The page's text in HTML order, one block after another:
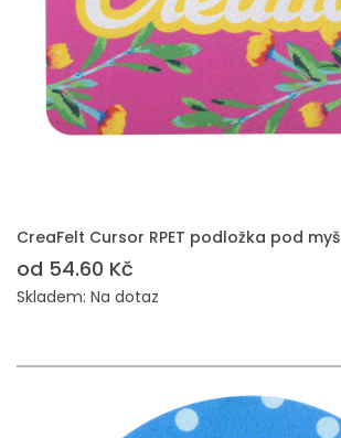
PŘIDAT DO POPTÁVKY
CreaFelt Cursor RPET podložka pod myš
od 54.60 Kč
Skladem: Na dotaz